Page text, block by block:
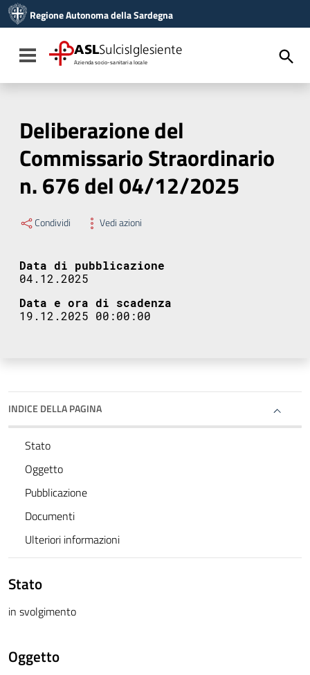
Vai al menu di navigazione
Vai al footer
Regione Autonoma della Sardegna
Toggle navigation
ASLSulcisIglesiente
Azienda socio-sanitaria locale
Deliberazione del
Commissario Straordinario
n. 676 del 04/12/2025
Condividi Vedi azioni
Data di pubblicazione
04.12.2025
Data e ora di scadenza
19.12.2025 00:00:00
INDICE DELLA PAGINA
Stato
Oggetto
Pubblicazione
Documenti
Ulteriori informazioni
Stato
in svolgimento
Oggetto